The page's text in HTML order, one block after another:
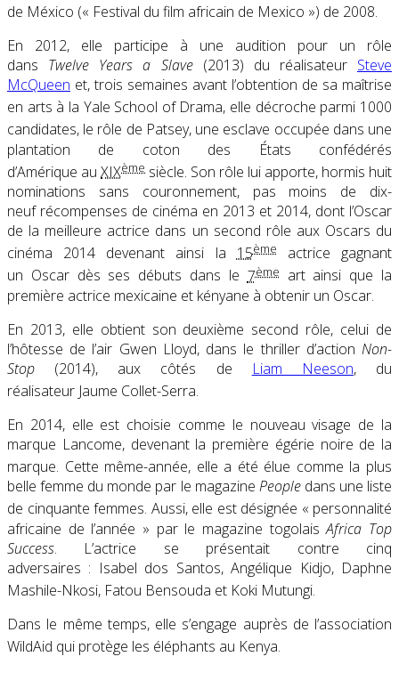
de México (« Festival du film africain de Mexico ») de 2008.
En 2012, elle participe à une audition pour un rôle
dans Twelve Years a Slave(2013) du réalisateur Steve
McQueen et, trois semaines avant l’obtention de sa maîtrise
en arts à la Yale School of Drama, elle décroche parmi 1000
candidates, le rôle de Patsey, une esclave occupée dans une
plantation de coton des États confédérés
d’Amérique au XIXème siècle. Son rôle lui apporte, hormis huit
nominations sans couronnement, pas moins de dix-
neuf récompenses de cinéma en 2013 et 2014, dont l’Oscar
de la meilleure actrice dans un second rôle aux Oscars du
cinéma 2014 devenant ainsi la 15ème
actrice gagnant
un Oscar dès ses débuts dans le 7ème artainsi que la
première actrice mexicaine et kényane à obtenir un Oscar.
En 2013, elle obtient son deuxième second rôle, celui de
l’hôtesse de l’air Gwen Lloyd, dans le thriller d’action Non-
Stop (2014), aux côtés de Liam Neeson, du
réalisateur Jaume Collet-Serra.
En 2014, elle est choisie comme le nouveau visage de la
marque Lancome, devenant la première égérie noire de la
marque. Cette même-année, elle a été élue comme la plus
belle femme du monde par le magazine Peopledans une liste
de cinquante femmes. Aussi, elle est désignée « personnalité
africaine de l’année » par le magazine togolaisAfrica Top
Success. L’actrice se présentait contre cinq
adversaires : Isabel dos Santos, Angélique Kidjo, Daphne
Mashile-Nkosi, Fatou Bensouda et Koki Mutungi.
Dans le même temps, elle s’engage auprès de l’association
WildAid qui protège les éléphants au Kenya.